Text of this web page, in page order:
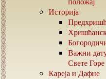
Историја
Важни
Свете Горе
Кареја и Дафне